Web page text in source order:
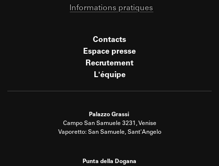
Informations pratiques
Contacts
Espace presse
Recrutement
L'équipe
Palazzo Grassi
Campo San Samuele 3231, Venise
Vaporetto: San Samuele, Sant'Angelo
Punta della Dogana